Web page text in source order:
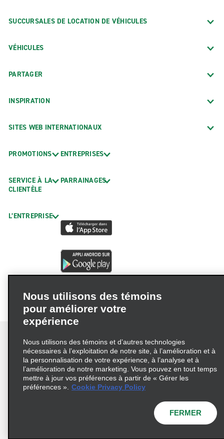
SUCCURSALES DE LOCATION DE VÉHICULES
VÉHICULES
PARTAGER
INSPIRATION
SITES WEB INTERNATIONAUX
PROMOTIONS
SERVICE À LA
CLIENTÈLE
L’ENTREPRISE
ENTREPRISES
PARRAINAGES
Conditions d’utilisation
Politique de confidentialité
Politique sur les fichiers témoins
© 2026 Enterprise Holdings, Inc. Tous droits réservés
Nous utilisons des témoins
pour améliorer votre
expérience
Nous utilisons des témoins et d’autres technologies
nécessaires à l’exploitation de notre site, à l’amélioration et à
la personnalisation de votre expérience, à l’analyse et à
l’amélioration de notre marketing. Vous pouvez en tout temps
mettre à jour vos préférences à partir de « Gérer les
préférences ». Cookie Privacy Policy
FERMER